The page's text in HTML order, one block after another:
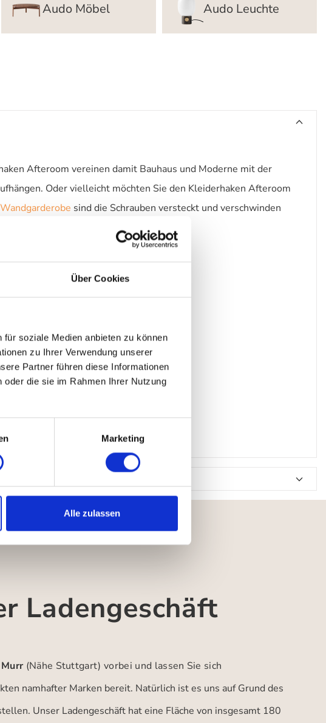
Über Cookies
soziale Medien anbieten zu können
zu Ihrer Verwendung unserer
Partner führen diese Informationen
die sie im Rahmen Ihrer Nutzung
Marketing
Alle zulassen
Audo Möbel Audo Leuchte
Afteroom vereinen damit Bauhaus und Moderne mit der
Oder vielleicht möchten Sie den Kleiderhaken Afteroom
Wandgarderobe sind die Schrauben versteckt und verschwinden
Ladengeschäft
(Nähe Stuttgart) vorbei und lassen Sie sich
namhafter Marken bereit. Natürlich ist es uns auf Grund des
Unser Ladengeschäft hat eine Fläche von insgesamt 180